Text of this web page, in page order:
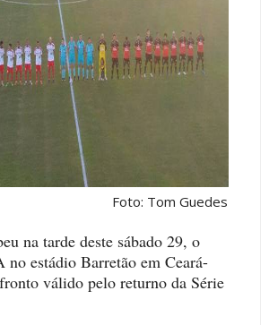
Tom Guedes
na tarde deste sábado 29, o
estádio Barretão em Ceará-
válido pelo returno da Série